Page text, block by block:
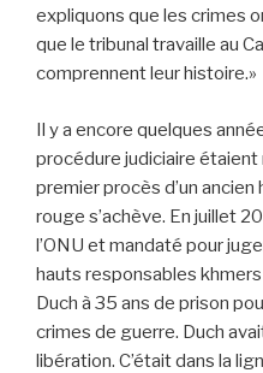
expliquons que les crimes
que le tribunal travaille au
comprennent leur histoire.»
Il y a encore quelques
procédure judiciaire
premier procès d’un
rouge s’achève. En juillet
l’ONU et mandaté pour
hauts responsables
Duch à 35 ans de prison
crimes de guerre. Duch
libération. C’était dans la